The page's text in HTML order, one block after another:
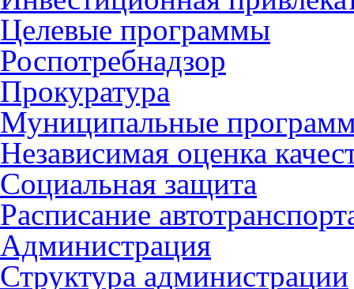
Целевые программы
Роспотребнадзор
Прокуратура
Муниципальные
Независимая оценка
Социальная защита
Расписание
Администрация
Структура администрации